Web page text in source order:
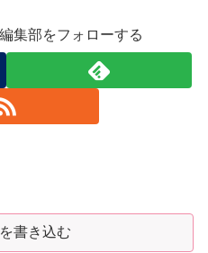
集部をフォローする
書き込む